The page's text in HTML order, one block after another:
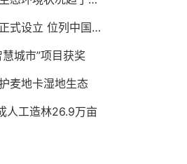
青海：三江源国家公园正式设立 位列中国首批
城市”项目获奖
麦地卡湿地生态
人工造林26.9万亩